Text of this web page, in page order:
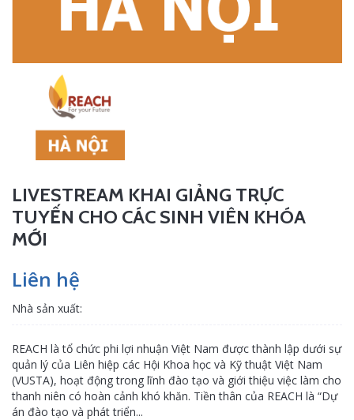
LIVESTREAM KHAI GIẢNG TRỰC
TUYẾN CHO CÁC SINH VIÊN KHÓA
MỚI
Liên hệ
Nhà sản xuất:
REACH là tổ chức phi lợi nhuận Việt Nam được thành lập dưới sự
quản lý của Liên hiệp các Hội Khoa học và Kỹ thuật Việt Nam
(VUSTA), hoạt động trong lĩnh đào tạo và giới thiệu việc làm cho
thanh niên có hoàn cảnh khó khăn. Tiền thân của REACH là “Dự
án đào tạo và phát triển...